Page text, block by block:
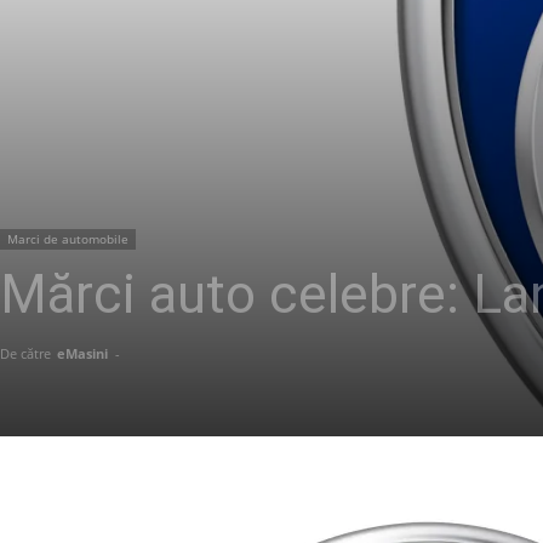
Marci de automobile
Mărci auto celebre:
De către eMasini -